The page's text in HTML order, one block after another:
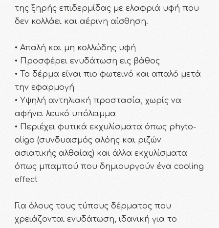
της ξηρής επιδερμίδας με ελαφριά υφή που
δεν κολλάει και αέρινη αίσθηση.
• Απαλή και μη κολλώδης υφή
• Προσφέρει ενυδάτωση εις βάθος
• Το δέρμα είναι πιο φωτεινό και απαλό μετά
την εφαρμογή
• Υψηλή αντηλιακή προστασία, χωρίς να
αφήνει λευκό υπόλειμμα
• Περιέχει φυτικά εκχυλίσματα όπως phyto-
oligo (συνδυασμός αλόης και ριζών
ασιατικής αλθαίας) και άλλα εκχυλίσματα
όπως μπαμπού που δημιουργούν ένα cooling
effect
Για όλους τους τύπους δέρματος που
χρειάζονται ενυδάτωση, ιδανική για το